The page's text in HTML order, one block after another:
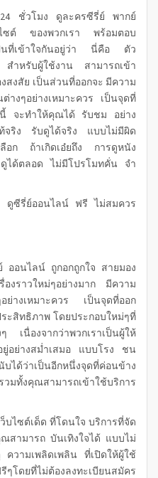
ชั่วโมง ดูละครซีรี่ย์ พากย์
ซต์ ของพวกเรา พร้อมตอบ
ที่เข้าใจกันอยู่ว่า นี่คือ ตัว
ำหรับผู้ใช้งาน สามารถเข้า
สงสัย เป็นส่วนที่ออกจะ มีความ
งๆอย่างเหมาะควร เป็นจุดที่
จะทำให้คุณได้ รับชม อย่าง
จริง รับดูได้จริง แบบไม่มีผิด
อก ถ้าเกิดเอ๋ยถึง การดูหนัง
ด้ตลอด ไม่มีโปรโมทคั่น จำ
ดูซีรี่ย์ออนไลน์ ฟรี ไม่สมควร
ออนไลน์ ถูกอกถูกใจ สายมอง
งราวใหม่ๆอย่างมาก มีความ
ย่างเหมาะควร เป็นจุดที่ออก
ะสิทธิภาพ โดยประกอบใหม่ๆที่
เนื่องจากว่าพวกเราเป็นผู้ให้
ยู่อย่างสม่ำเสมอ แบบโรง ชน
ด้ว่าเป็นอีกหนึ่งจุดที่ค่อนข้าง
มทั้งคุณสามารถเข้าใช้บริการ
บไซต์เด็ด ที่โดนใจ บริการที่จัด
สามารถ บันเทิงใจได้ แบบไม่
วามเพลิดเพลิน ที่เปิดให้ผู้ใช้
โดยที่ไม่ต้องลงทะเบียนสมัคร